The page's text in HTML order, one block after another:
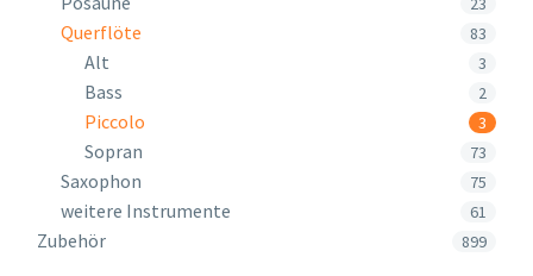
Querflöte 83
Alt 3
Bass 2
Piccolo 3
Sopran 73
Saxophon 75
weitere Instrumente 61
Zubehör 899